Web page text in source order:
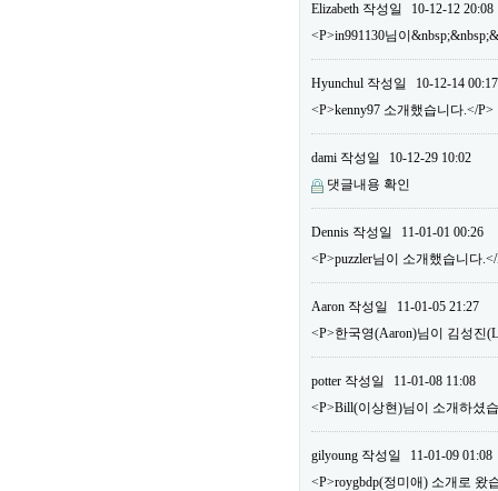
Elizabeth 작성일
10-12-12 20:08
<P>in991130님이
Hyunchul 작성일
10-12-14 00:17
<P>kenny97 소개했습니다.</P>
dami 작성일
10-12-29 10:02
댓글내용 확인
Dennis 작성일
11-01-01 00:26
<P>puzzler님이 소개했습니다
Aaron 작성일
11-01-05 21:27
<P>한국영(Aaron)님이 김성진
potter 작성일
11-01-08 11:08
<P>Bill(이상현)님이 소개하셨
gilyoung 작성일
11-01-09 01:08
<P>roygbdp(정미애) 소개로 왔